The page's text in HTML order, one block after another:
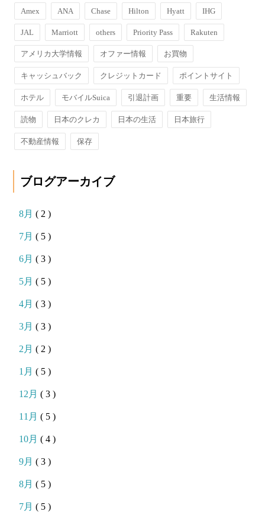
Amex ANA Chase Hilton Hyatt IHG
JAL Marriott others Priority Pass Rakuten
アメリカ大学情報 オファー情報 お買物
キャッシュバック クレジットカード ポイントサイト
ホテル モバイルSuica 引退計画 重要 生活情報
読物 日本のクレカ 日本の生活 日本旅行
不動産情報 保存
ブログアーカイブ
8月( 2 )
7月( 5 )
6月( 3 )
5月( 5 )
4月( 3 )
3月( 3 )
2月( 2 )
1月( 5 )
12月( 3 )
11月( 5 )
10月( 4 )
9月( 3 )
8月( 5 )
7月( 5 )